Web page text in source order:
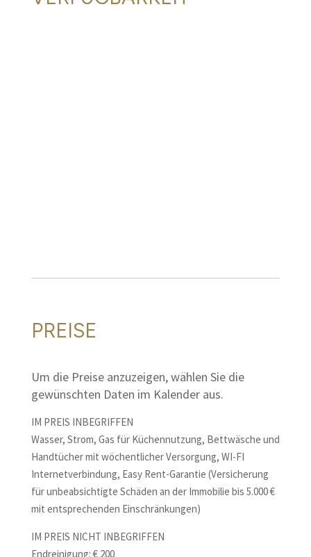
PREISE
Um die Preise anzuzeigen, wählen Sie die
gewünschten Daten im Kalender aus.
IM PREIS INBEGRIFFEN
Wasser, Strom, Gas für Küchennutzung, Bettwäsche und
Handtücher mit wöchentlicher Versorgung, WI-FI
Internetverbindung, Easy Rent-Garantie (Versicherung
für unbeabsichtigte Schäden an der Immobilie bis 5.000 €
mit entsprechenden Einschränkungen)
IM PREIS NICHT INBEGRIFFEN
Endreinigung: € 200